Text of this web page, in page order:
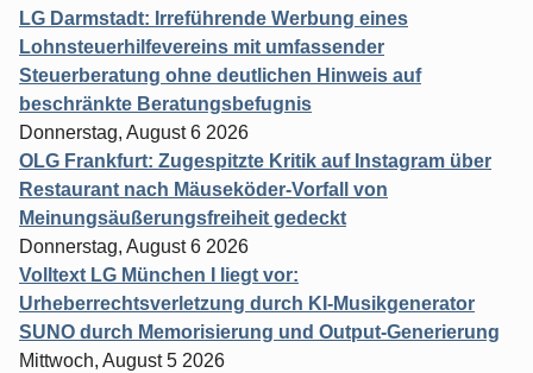
LG Darmstadt: Irreführende Werbung eines
Lohnsteuerhilfevereins mit umfassender
Steuerberatung ohne deutlichen Hinweis auf
beschränkte Beratungsbefugnis
Donnerstag, August 6 2026
OLG Frankfurt: Zugespitzte Kritik auf Instagram über
Restaurant nach Mäuseköder-Vorfall von
Meinungsäußerungsfreiheit gedeckt
Donnerstag, August 6 2026
Volltext LG München I liegt vor:
Urheberrechtsverletzung durch KI-Musikgenerator
SUNO durch Memorisierung und Output-Generierung
Mittwoch, August 5 2026